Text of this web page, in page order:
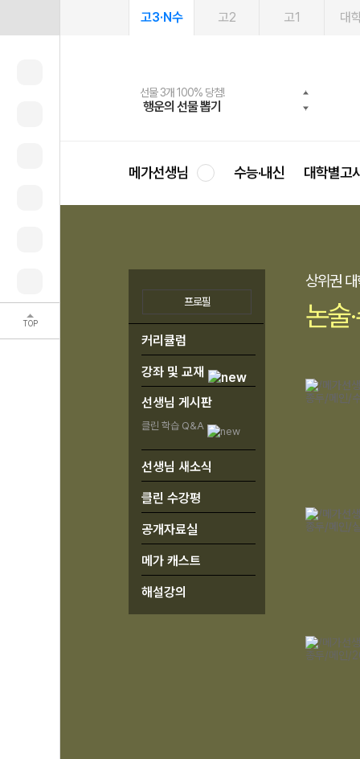
TOP
고3·N수 고2 고1 대
선물 3개 100% 당첨!
행운의 선물 뽑기
선물 100% 증정!
메가스터디 X 올리브
2027 러셀 단과
강사 공개선발
스마트러닝앱
설문 EVENT
메가패스
3일 무료 체험권
메가패스 수강생 무료혜택!
메가클럽 멤버십
사회공헌 캠페인
희망이룸 메가나눔
메가선생님 수능·내신 대학별고
커리큘럼
강좌 및 교재
선생님 게시판
클린 학습 Q&A
선생님 새소식
클린 수강평
공개자료실
메가 캐스트
해설강의
상위권
논술
프로필